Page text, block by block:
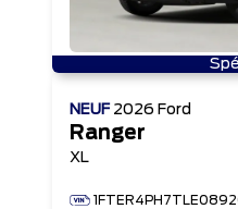
NEUF 2026 Ford
Ranger
XL